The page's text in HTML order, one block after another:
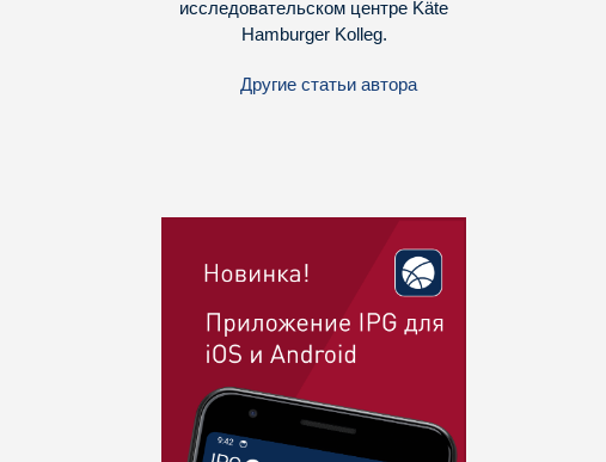
исследовательском центре Käte
Hamburger Kolleg.
Другие статьи автора